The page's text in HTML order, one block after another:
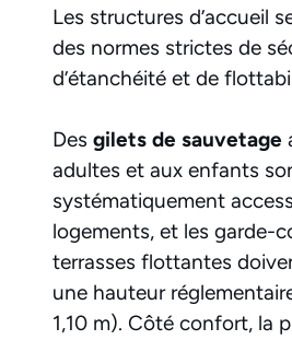
Les structures d’accueil
des normes strictes de
d’étanchéité et de
Des gilets de sauvetage
adultes et aux enfants
systématiquement
logements, et les garde-
terrasses flottantes
une hauteur
1,10 m). Côté confort, la